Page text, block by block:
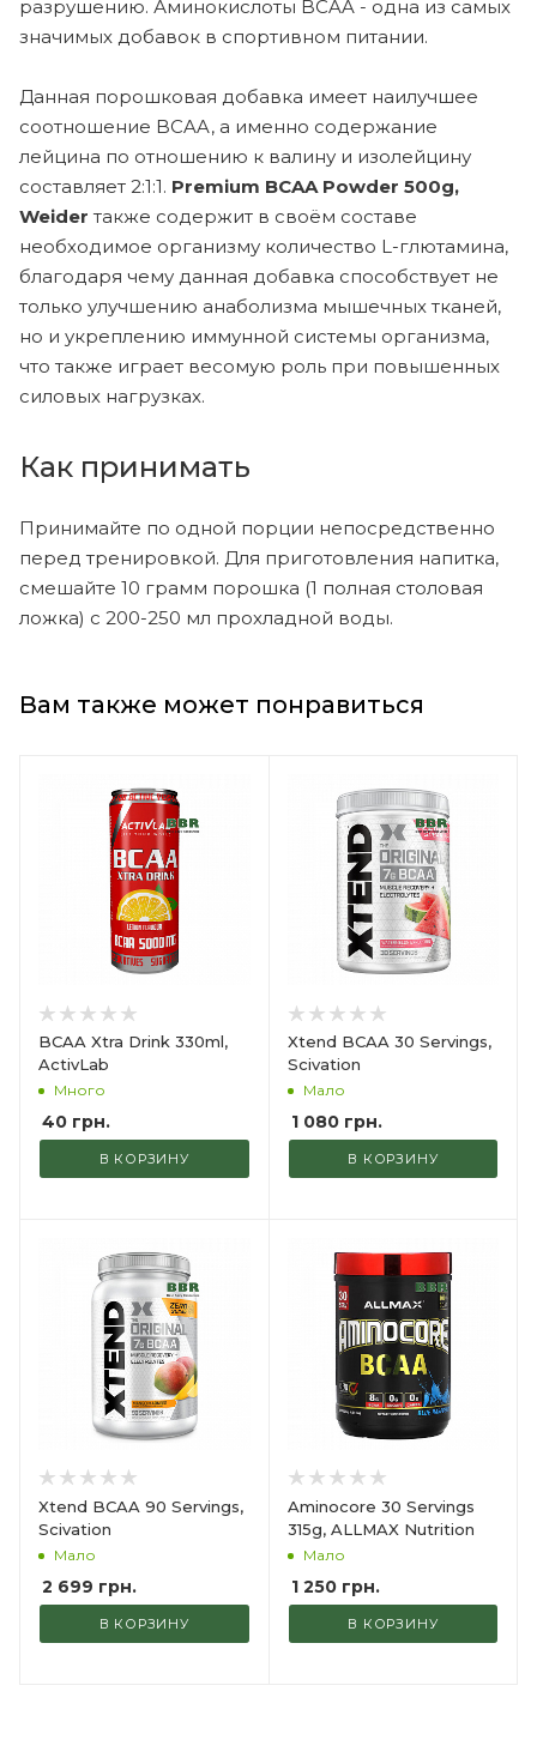
разрушению. Аминокислоты BCAA - одна из самых
значимых добавок в спортивном питании.
Данная порошковая добавка имеет наилучшее
соотношение BCAA, а именно содержание
лейцина по отношению к валину и изолейцину
составляет 2:1:1. Premium BCAA Powder 500g,
Weider также содержит в своём составе
необходимое организму количество L-глютамина,
благодаря чему данная добавка способствует не
только улучшению анаболизма мышечных тканей,
но и укреплению иммунной системы организма,
что также играет весомую роль при повышенных
силовых нагрузках.
Как принимать
Принимайте по одной порции непосредственно
перед тренировкой. Для приготовления напитка,
смешайте 10 грамм порошка (1 полная столовая
ложка) с 200-250 мл прохладной воды.
Вам также может понравиться
BCAA Xtra Drink 330ml,
ActivLab
Много
40 грн.
В КОРЗИНУ
Xtend BCAA 30 Servings,
Scivation
Мало
1 080грн.
В КОРЗИНУ
Xtend BCAA 90 Servings,
Scivation
Мало
2 699 грн.
В КОРЗИНУ
Aminocore 30 Servings
315g, ALLMAX Nutrition
Мало
1 250грн.
В КОРЗИНУ